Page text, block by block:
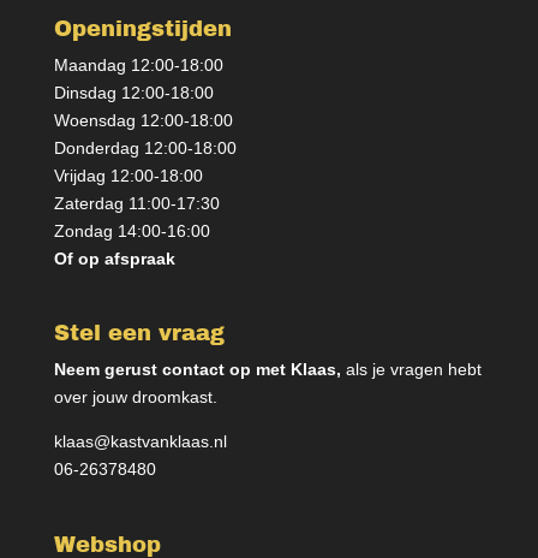
Openingstijden
Maandag 12:00-18:00
Dinsdag 12:00-18:00
Woensdag 12:00-18:00
Donderdag 12:00-18:00
Vrijdag 12:00-18:00
Zaterdag 11:00-17:30
Zondag 14:00-16:00
Of op afspraak
Stel een vraag
Neem gerust contact op met Klaas, als je vragen hebt
over jouw droomkast.
klaas@kastvanklaas.nl
06-26378480
Webshop